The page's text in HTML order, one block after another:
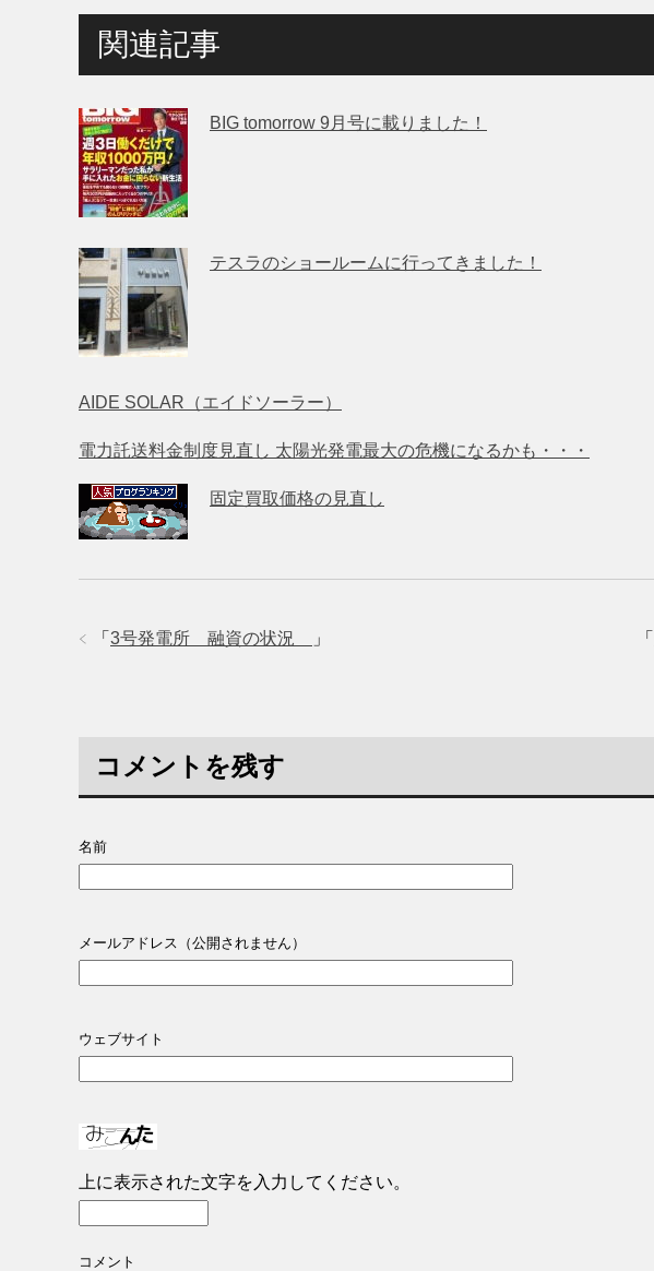
関連記事
BIG tomorrow 9月号に載りました！
テスラのショールームに行ってきました！
AIDE SOLAR（エイドソーラー）
電力託送料金制度見直し 太陽光発電最大の危機になるかも・・・
固定買取価格の見直し
「
「 3号発電所 融資の状況 」
コメントを残す
名前
メールアドレス（公開されません）
ウェブサイト
上に表示された文字を入力してください。
コメント